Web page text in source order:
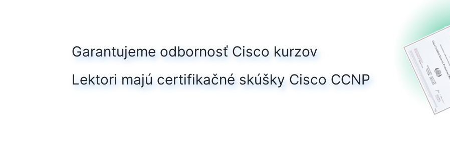
Garantujeme odbornosť Cisco kurzov
Lektori majú certifikačné skúšky Cisco CCNP